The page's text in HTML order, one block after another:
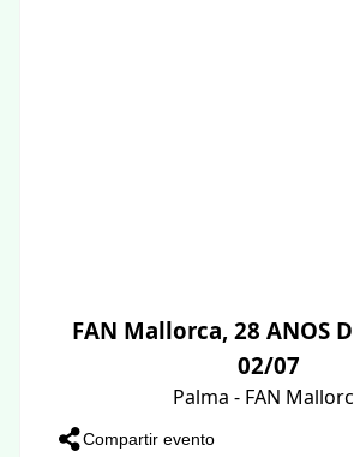
FAN Mallorca, 28 ANOS
02/07
Palma - FAN
Compartir evento